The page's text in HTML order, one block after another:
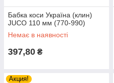
Бабка коси Україна (клин)
JUCO 110 мм (770-990)
Немає в наявності
397,80 ₴
Акция!